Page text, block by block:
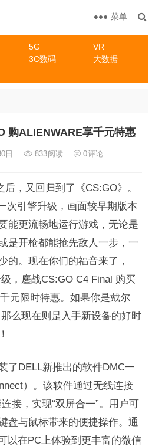
5G
VR
3C数码
大数据
菜单
购ALIENWARE享千元特惠
日 833阅读 0评论
后，又回归到了《CS:GO》。
次引擎升级，画面较早期版本
能更流畅地运行游戏，无论是
是开枪都能抢先敌人一步，一
的。现在你们的福音来了，
，鏖战CS:GO C4 Final 购买
元限时特惠。如果你是戴尔
么现在则是入手新设备的好时
了DELL新推出的软件DMC一
）。该软件通过无线连接
接，实现“双屏合一”。用户可
盘与鼠标带来的便捷操作。通
以在PC上体验到更丰富的微信